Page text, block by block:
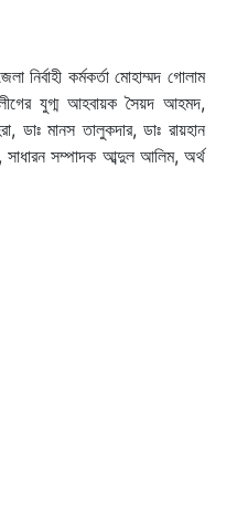
কর্মকর্তা মোহাম্মদ গোলাম
যুগ্ম আহবায়ক সৈয়দ আহমদ,
মানস তালুকদার, ডাঃ রায়হান
সাধারন সম্পাদক আব্দুল আলিম, অর্থ